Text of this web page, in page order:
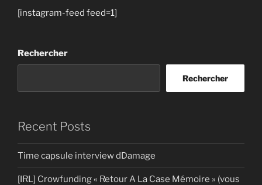
[instagram-feed feed=1]
Rechercher
Rechercher
Recent Posts
Time capsule interview dDamage
[IRL] Crowfunding « Retour A La Case Mémoire » (vous